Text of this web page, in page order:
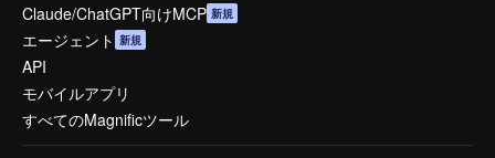
Claude/ChatGPT向けMCP 新規
エージェント 新規
API
モバイルアプリ
すべてのMagnificツール